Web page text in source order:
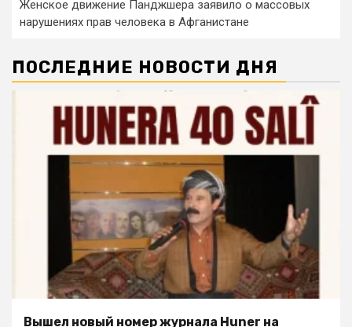
Женское движение Панджшера заявило о массовых
нарушениях прав человека в Афганистане
ПОСЛЕДНИЕ НОВОСТИ ДНЯ
Вышел новый номер журнала Huner на